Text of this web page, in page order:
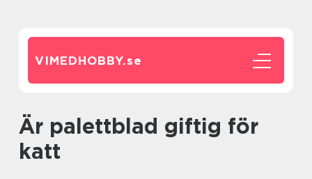
VIMEDHOBBY.se
är palettblad giftig för
katt